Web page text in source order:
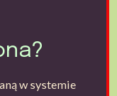
w systemie